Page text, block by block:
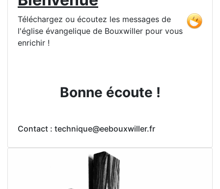
Téléchargez ou écoutez les messages de
l'église évangelique de Bouxwiller pour vous
enrichir !
Bonne écoute !
Contact : technique@eebouxwiller.fr